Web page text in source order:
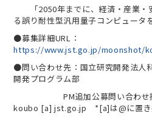
「2050年までに、経済・産業・
る誤り耐性型汎用量子コンピュータ
●募集詳細URL：
https://www.jst.go.jp/moonshot/
●問い合わせ先：国立研究開発法人
開発プログラム部
PM追加公募問い合わせ担
koubo [a] jst.go.jp *[a]は@に置き